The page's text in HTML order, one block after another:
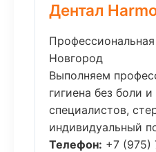
Дентал
Новгород
Выполняем
гигиена без боли
специалистов,
индивидуальный
Телефон: +7 (975)